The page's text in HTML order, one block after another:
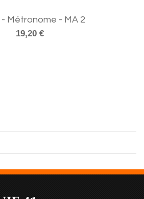
- Métronome - MA 2
19,20 €